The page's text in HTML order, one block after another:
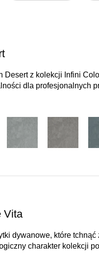
Desert z kolekcji Infini
dla profesjonalnych
Vita
dywanowe, które tchnąć
charakter kolekcji